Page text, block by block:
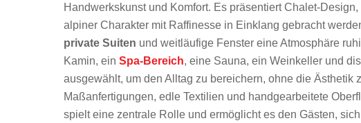
Handwerkskunst und Komfort. Es präsentiert Chalet-
alpiner Charakter mit Raffinesse in Einklang gebracht
private Suiten und weitläufige Fenster eine Atmosphäre
Kamin, ein Spa-Bereich, eine Sauna, ein Weinkeller und
ausgewählt, um den Alltag zu bereichern, ohne die Ästhetik
Maßanfertigungen, edle Textilien und handgearbeitete
spielt eine zentrale Rolle und ermöglicht es den Gästen,